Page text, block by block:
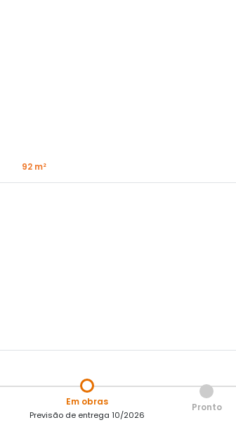
92 m²
Em obras
Previsão de entrega 10/2026
Pronto